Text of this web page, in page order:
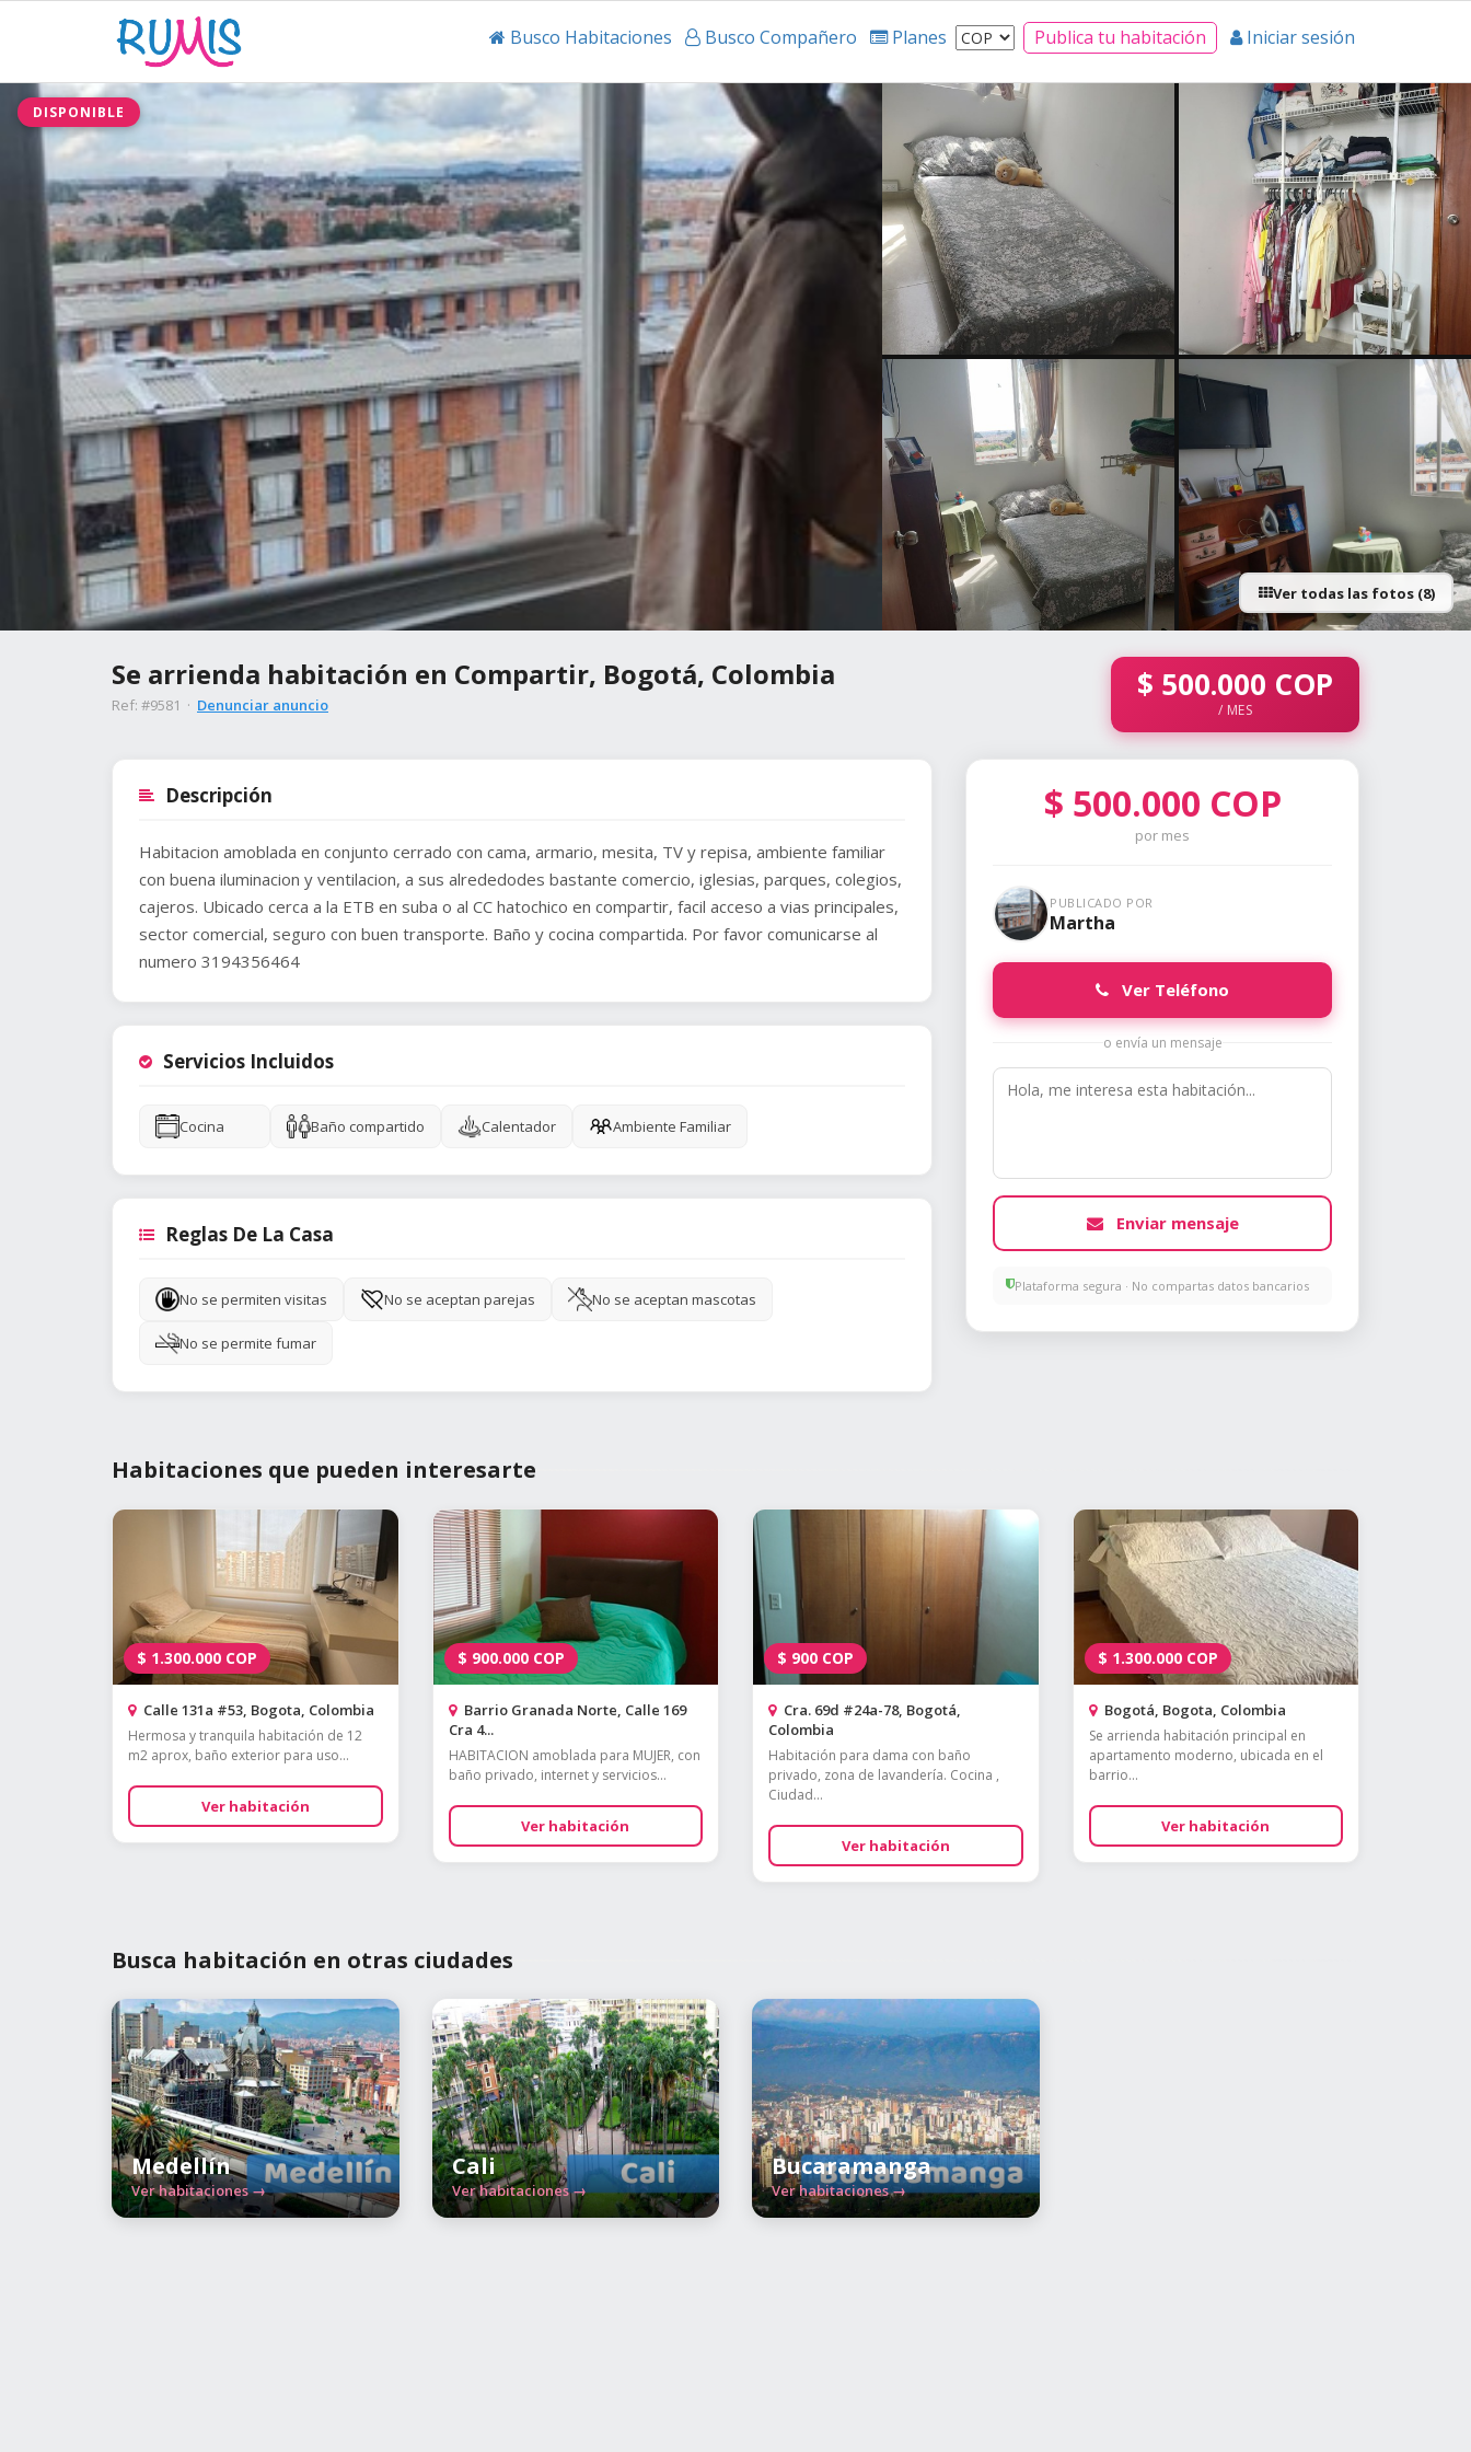
Busco Habitaciones Busco Compañero Planes Publica tu habitación Iniciar sesión
DISPONIBLE
Ver todas las fotos (8)
Se arrienda habitación en Compartir, Bogotá, Colombia
Ref: #9581 · Denunciar anuncio
$ 500.000 COP
/ MES
Descripción
Habitacion amoblada en conjunto cerrado con cama, armario, mesita, TV y repisa, ambiente familiar
con buena iluminacion y ventilacion, a sus alrededodes bastante comercio, iglesias, parques, colegios,
cajeros. Ubicado cerca a la ETB en suba o al CC hatochico en compartir, facil acceso a vias principales,
sector comercial, seguro con buen transporte. Baño y cocina compartida. Por favor comunicarse al
Servicios Incluidos
Cocina Baño compartido Calentador Ambiente Familiar
Reglas De La Casa
No se permiten visitas No se aceptan parejas No se aceptan mascotas
No se permite fumar
$ 500.000 COP
por mes
PUBLICADO POR
Martha
Ver Teléfono
o envía un mensaje
Enviar mensaje
Plataforma segura · No compartas datos bancarios
Habitaciones que pueden interesarte
$ 1.300.000 COP
Calle 131a #53, Bogota, Colombia
Hermosa y tranquila habitación de 12
m2 aprox, baño exterior para uso...
Ver habitación
$ 900.000 COP
Barrio Granada Norte, Calle 169
Cra 4...
HABITACION amoblada para MUJER, con
baño privado, internet y servicios...
Ver habitación
$ 900 COP
Cra. 69d #24a-78, Bogotá,
Colombia
Habitación para dama con baño
privado, zona de lavandería. Cocina ,
Ciudad...
Ver habitación
$ 1.300.000 COP
Bogotá, Bogota, Colombia
Se arrienda habitación principal en
apartamento moderno, ubicada en el
barrio...
Ver habitación
Busca habitación en otras ciudades
Medellín
Ver habitaciones →
Cali
Ver habitaciones →
Bucaramanga
Ver habitaciones →